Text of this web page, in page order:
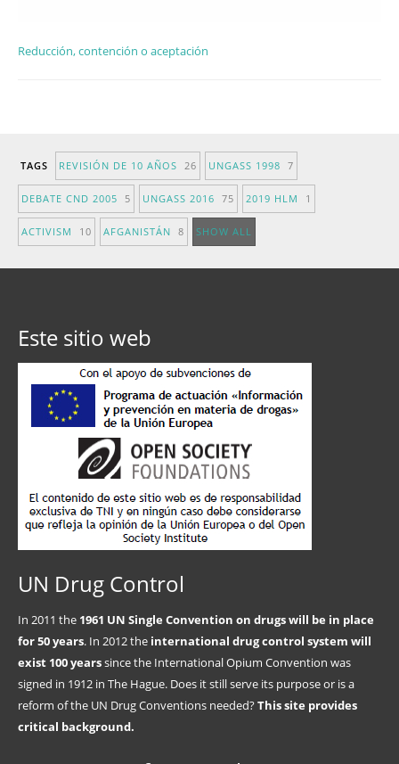
Reducción, contención o aceptación
TAGS REVISIÓN DE 10 AÑOS 26 UNGASS 1998 7
DEBATE CND 2005 5 UNGASS 2016 75 2019 HLM 1
ACTIVISM 10 AFGANISTÁN 8 SHOW ALL
Este sitio web
UN Drug Control
In 2011 the 1961 UN Single Convention on drugs will be in place
for 50 years. In 2012 the international drug control system will
exist 100 yearssince the International Opium Convention was
signed in 1912 in The Hague. Does it still serve its purpose or is a
reform of the UN Drug Conventions needed?This site provides
critical background.